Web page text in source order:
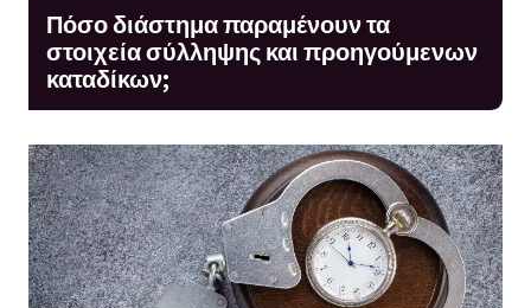
Πόσο διάστημα παραμένουν τα
στοιχεία σύλληψης και προηγούμενων
καταδίκων;